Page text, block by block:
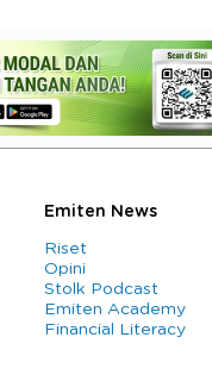
Emiten News
Riset
Opini
Stolk Podcast
Emiten Academy
Financial Literacy